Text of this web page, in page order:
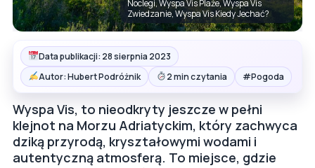
Noclegi, Wyspa Vis Plaże, Wyspa Vis
Zwiedzanie, Wyspa Vis Kiedy Jechać?
Data publikacji: 28 sierpnia 2023
Autor: Hubert Podróżnik
2 min czytania #Pogoda
Wyspa Vis, to nieodkryty jeszcze w pełni
klejnot na Morzu Adriatyckim, który zachwyca
dziką przyrodą, kryształowymi wodami i
autentyczną atmosferą. To miejsce, gdzie